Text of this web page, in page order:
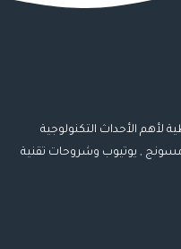
لأهم الأحداث التكنولوجية
, يوتيوب وشروحات تقنية